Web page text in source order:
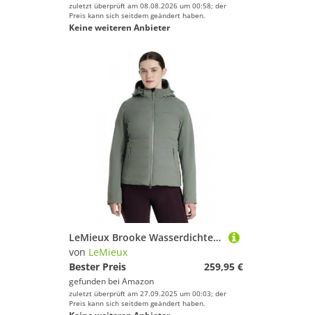
zuletzt überprüft am 08.08.2026 um 00:58; der
Preis kann sich seitdem geändert haben.
Keine weiteren Anbieter
LeMieux Brooke Wasserdichte Hybrid-Jacke für Damen, Rosmarin
von LeMieux
Bester Preis
259,95 €
gefunden bei Amazon
zuletzt überprüft am 27.09.2025 um 00:03; der
Preis kann sich seitdem geändert haben.